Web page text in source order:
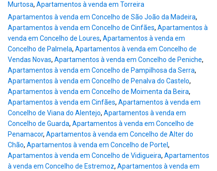
Murtosa, Apartamentos à venda em Torreira
Apartamentos à venda em Concelho de São João da Madeira,
Apartamentos à venda em Concelho de Cinfães, Apartamentos à
venda em Concelho de Loures, Apartamentos à venda em
Concelho de Palmela, Apartamentos à venda em Concelho de
Vendas Novas, Apartamentos à venda em Concelho de Peniche,
Apartamentos à venda em Concelho de Pampilhosa da Serra,
Apartamentos à venda em Concelho de Penalva do Castelo,
Apartamentos à venda em Concelho de Moimenta da Beira,
Apartamentos à venda em Cinfães, Apartamentos à venda em
Concelho de Viana do Alentejo, Apartamentos à venda em
Concelho de Guarda, Apartamentos à venda em Concelho de
Penamacor, Apartamentos à venda em Concelho de Alter do
Chão, Apartamentos à venda em Concelho de Portel ,
Apartamentos à venda em Concelho de Vidigueira, Apartamentos
à venda em Concelho de Estremoz, Apartamentos à venda em